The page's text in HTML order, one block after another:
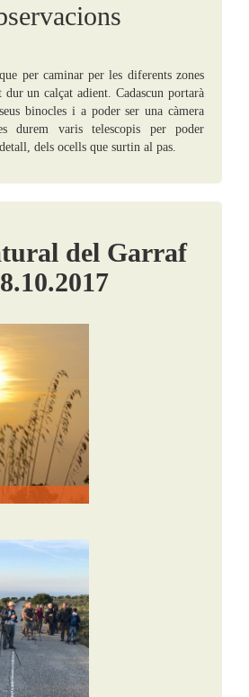
per caminar per les diferents zones
un calçat adient. Cadascun portarà
binocles i a poder ser una càmera
durem varis telescopis per poder
dels ocells que surtin al pas.
del Garraf